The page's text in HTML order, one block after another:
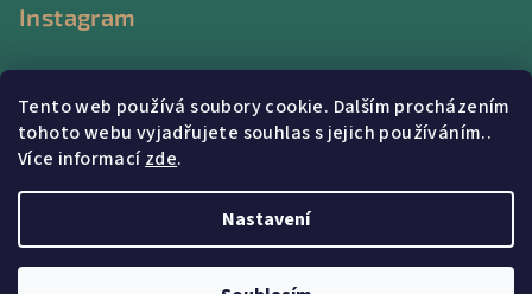
Tento web používá soubory cookie. Dalším procházením
tohoto webu vyjadřujete souhlas s jejich používáním..
Více informacízde.
Nastavení
Instagram